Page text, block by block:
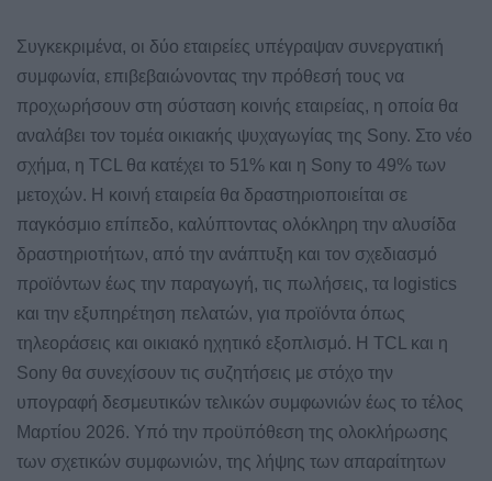
Συγκεκριμένα, οι δύο εταιρείες υπέγραψαν συνεργατική
συμφωνία, επιβεβαιώνοντας την πρόθεσή τους να
προχωρήσουν στη σύσταση κοινής εταιρείας, η οποία θα
αναλάβει τον τομέα οικιακής ψυχαγωγίας της Sony. Στο νέο
σχήμα, η TCL θα κατέχει το 51% και η Sony το 49% των
μετοχών. Η κοινή εταιρεία θα δραστηριοποιείται σε
παγκόσμιο επίπεδο, καλύπτοντας ολόκληρη την αλυσίδα
δραστηριοτήτων, από την ανάπτυξη και τον σχεδιασμό
προϊόντων έως την παραγωγή, τις πωλήσεις, τα logistics
και την εξυπηρέτηση πελατών, για προϊόντα όπως
τηλεοράσεις και οικιακό ηχητικό εξοπλισμό. Η TCL και η
Sony θα συνεχίσουν τις συζητήσεις με στόχο την
υπογραφή δεσμευτικών τελικών συμφωνιών έως το τέλος
Μαρτίου 2026. Υπό την προϋπόθεση της ολοκλήρωσης
των σχετικών συμφωνιών, της λήψης των απαραίτητων